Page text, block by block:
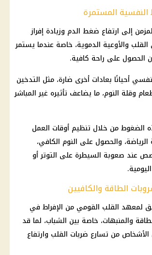
النفسية المستمرة
إلى ارتفاع ضغط الدم وزيادة إفراز
والأوعية الدموية، خاصة عندما يستمر
الحصول على راحة كافية.
أحيانًا بعادات أخرى ضارة، مثل التدخين
وقلة النوم، ما يضاعف تأثيره غير المباشر
الضغوط من خلال تنظيم أوقات العمل
الرياضة، والحصول على النوم الكافي،
عند صعوبة السيطرة على التوتر أو
الطاقة والكافيين
لمعهد القلب القومي من الإفراط في
والمنبهات، خاصة بين الشباب، لما قد
من تسارع ضربات القلب وارتفاع